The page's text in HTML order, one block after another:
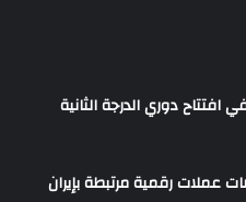
دوري الدرجة الثانية
رقمية مرتبطة بإيران